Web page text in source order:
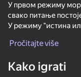
Slope 3D
Stack
У првом режиму
свако питање
У режиму "истина
истина, а шта лаж.
10 секунди, не
Pročitajte više
Kako igrati